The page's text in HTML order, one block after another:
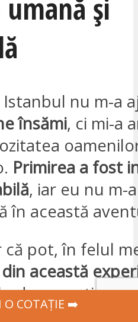
și
Istanbul nu m-a
însămi, ci mi-a
Primirea a fost
, iar eu nu m-
în această
că pot, în felul
această
de operație,
de
O COTAȚIE ➡️